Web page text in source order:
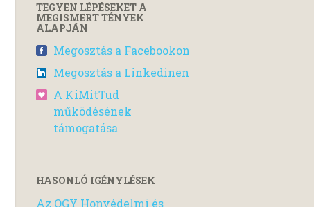
TEGYEN LÉPÉSEKET A
MEGISMERT TÉNYEK
ALAPJÁN
Megosztás a Facebookon
Megosztás a Linkedinen
A KiMitTud
működésének
támogatása
HASONLÓ IGÉNYLÉSEK
Az OGY Honvédelmi és